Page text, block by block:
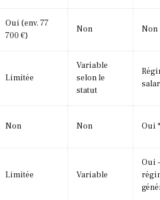
Oui (env. 77
700 €)
Non Non
Limitée
Variable
selon le
statut
Non Non Oui *
Limitée Variable
Oui